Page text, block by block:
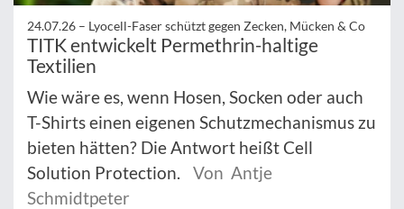
24.07.26 – Lyocell-Faser schützt gegen Zecken, Mücken & Co
TITK entwickelt Permethrin-haltige
Textilien
Wie wäre es, wenn Hosen, Socken oder auch
T-Shirts einen eigenen Schutzmechanismus zu
bieten hätten? Die Antwort heißt Cell
Solution Protection.
Von Antje
Schmidtpeter